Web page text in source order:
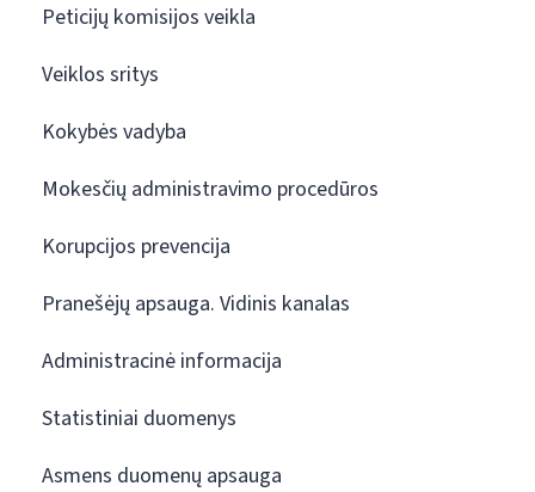
Peticijų komisijos veikla
Veiklos sritys
Kokybės vadyba
Mokesčių administravimo procedūros
Korupcijos prevencija
Pranešėjų apsauga. Vidinis kanalas
Administracinė informacija
Statistiniai duomenys
Asmens duomenų apsauga